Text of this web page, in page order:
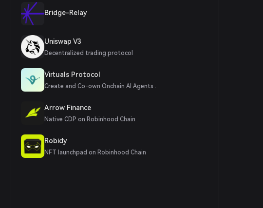
Bridge-Relay
Uniswap V3
Decentralized trading protocol
Virtuals Protocol
Create and Co-own Onchain AI Agents .
Arrow Finance
Native CDP on Robinhood Chain
Robidy
NFT launchpad on Robinhood Chain